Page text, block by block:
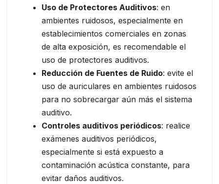
Uso de Protectores Auditivos: en
ambientes ruidosos, especialmente en
establecimientos comerciales en zonas
de alta exposición, es recomendable el
uso de protectores auditivos.
Reducción de Fuentes de Ruido: evite el
uso de auriculares en ambientes ruidosos
para no sobrecargar aún más el sistema
auditivo.
Controles auditivos periódicos: realice
exámenes auditivos periódicos,
especialmente si está expuesto a
contaminación acústica constante, para
evitar daños auditivos.